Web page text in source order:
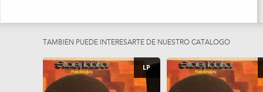
MELÓDICO. ASÍ QUE PARA SU CUARTO ÁLBUM EN SOLITARIO REUNIÓ
PERCUSIONISTA JAMES SLEDGE, EL BATERISTA JOSEPH BROWN, EL
BAJISTA WAYNE TWEED, VIENTOS DE FRED SMITH Y, POR SUPUESTO,
EL GUITARRISTA MARV TARPLIN.
TAMBIEN PUEDE INTERESARTE DE NUESTRO CATÁLOGO
LP